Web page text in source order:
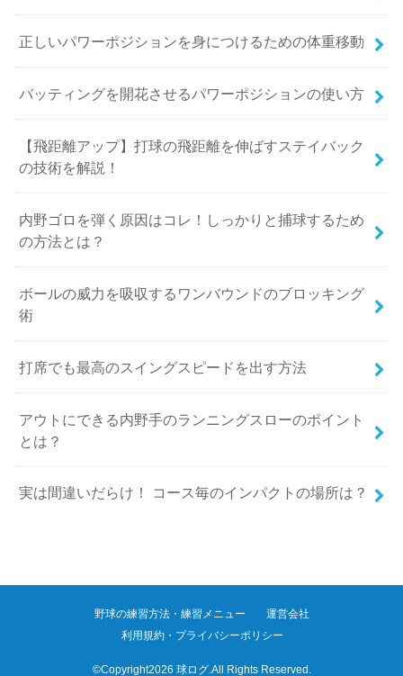
正しいパワーポジションを身につけるための体重移動
バッティングを開花させるパワーポジションの使い方
【飛距離アップ】打球の飛距離を伸ばすステイバック
の技術を解説！
内野ゴロを弾く原因はコレ！しっかりと捕球するため
の方法とは？
ボールの威力を吸収するワンバウンドのブロッキング
術
打席でも最高のスイングスピードを出す方法
アウトにできる内野手のランニングスローのポイント
とは？
実は間違いだらけ！ コース毎のインパクトの場所は？
野球の練習方法・練習メニュー
運営会社
利用規約・プライバシーポリシー
©Copyright2026 球ログ.All Rights Reserved.